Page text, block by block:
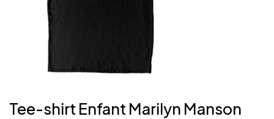
Tee-shirt Enfant Marilyn Manson